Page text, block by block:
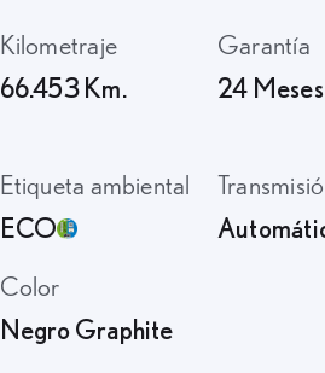
Kilometraje
66.453 Km.
Garantía
24 Meses
Etiqueta ambiental
ECO
Color
Negro Graphite